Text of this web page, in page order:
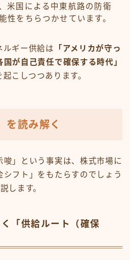
米国による中東航路の防衛
性をちらつかせています。
ルギー供給は
「アメリカが守っ
が自己責任で確保する時代」
起こしつつあります。
を読み解く
唆」という事実は、株式市場に
フト」をもたらすのでしょう
します。
「供給ルート（確保